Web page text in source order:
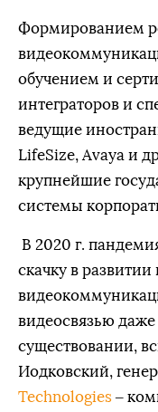
Формированием
обучением и
интеграторов и
ведущие
LifeSize, Avaya и
крупнейшие
системы
В 2020 г.
скачку в
видеосвязью даже
существовании,
Иодковский,
Technologies–